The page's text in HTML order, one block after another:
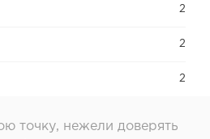
2
2
2
точку, нежели доверять